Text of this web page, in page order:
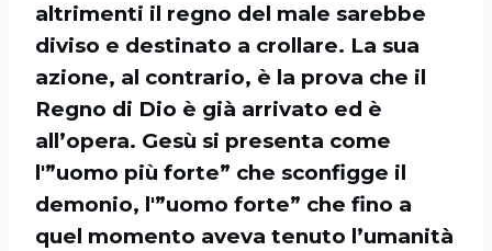
altrimenti il regno del male sarebbe
diviso e destinato a crollare. La sua
azione, al contrario, è la prova che il
Regno di Dio è già arrivato ed è
all’opera. Gesù si presenta come
l'”uomo più forte” che sconfigge il
demonio, l'”uomo forte” che fino a
quel momento aveva tenuto l’umanità